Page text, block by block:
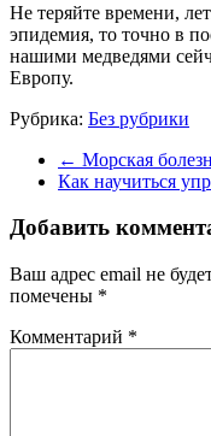
Не теряйте времени,
эпидемия, то точно в
нашими медведями
Европу.
Рубрика: Без рубрики
← Морская
Как научиться
Добавить
Ваш адрес email не
помечены *
Комментарий *